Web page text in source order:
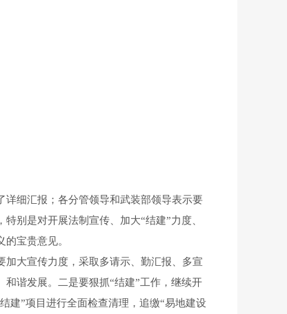
细汇报；各分管领导和武装部领导表示要
别是对开展法制宣传、加大“结建”力度、
宝贵意见。
大宣传力度，采取多请示、勤汇报、多宣
谐发展。二是要狠抓“结建”工作，继续开
建”项目进行全面检查清理，追缴“易地建设